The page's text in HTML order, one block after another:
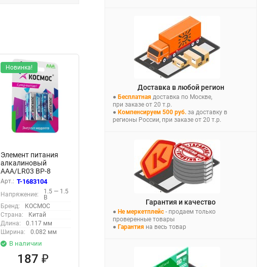
Новинка!
Элемент питания
алкалиновый
AAA/LR03 BP-8
(блист.8шт)
KOCLR03BL8
Арт.: T-1683104
Напряжение:
1.5 — 1.5
В
Бренд:
КОСМОС
Страна:
Китай
Длина:
0.117 мм
Ширина:
0.082 мм
В наличии
187₽
Доставка в любой регион
● Бесплатная доставка по Москве,
при заказе от 20 т.р.
● Компенсируем 500 руб. за доставку в
регионы России, при заказе от 20 т.р.
Гарантия и качество
● Не меркетплейс - продаем только
проверенные товары
● Гарантия на весь товар